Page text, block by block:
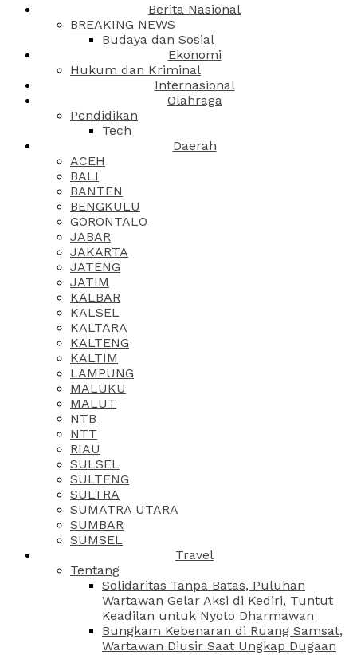
Berita Nasional
BREAKING NEWS
Budaya dan Sosial
Ekonomi
Hukum dan Kriminal
Internasional
Olahraga
Pendidikan
Tech
Daerah
ACEH
BALI
BANTEN
BENGKULU
GORONTALO
JABAR
JAKARTA
JATENG
JATIM
KALBAR
KALSEL
KALTARA
KALTENG
KALTIM
LAMPUNG
MALUKU
MALUT
NTB
NTT
RIAU
SULSEL
SULTENG
SULTRA
SUMATRA UTARA
SUMBAR
SUMSEL
Travel
Tentang
Solidaritas Tanpa Batas, Puluhan
Wartawan Gelar Aksi di Kediri, Tuntut
Keadilan untuk Nyoto Dharmawan
Bungkam Kebenaran di Ruang Samsat,
Wartawan Diusir Saat Ungkap Dugaan